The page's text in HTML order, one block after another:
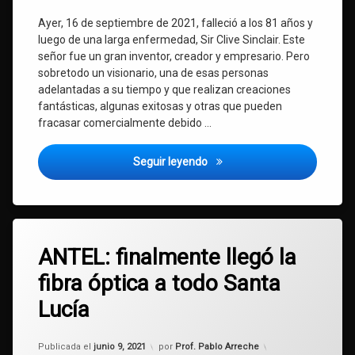
Ayer, 16 de septiembre de 2021, falleció a los 81 años y
luego de una larga enfermedad, Sir Clive Sinclair. Este
señor fue un gran inventor, creador y empresario. Pero
sobretodo un visionario, una de esas personas
adelantadas a su tiempo y que realizan creaciones
fantásticas, algunas exitosas y otras que pueden
fracasar comercialmente debido …
Seguir leyendo Adiós a Sir Clive Sinclair,
ANTEL: finalmente llegó la
fibra óptica a todo Santa
Lucía
Publicada el junio 9, 2021
Actualizado el junio 9, 2021
por Prof. Pablo Arreche
ANTEL
fibra
fibra
un
comentario
en
ANTEL:
finalmente
llegó
fibra